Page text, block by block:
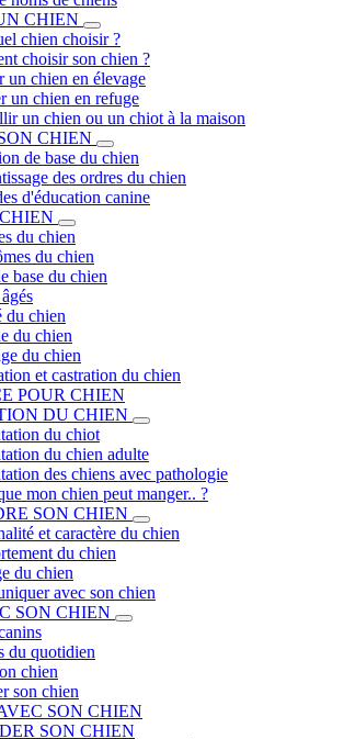
CHIEN
chien choisir ?
choisir son chien ?
un chien en élevage
un chien en refuge
un chien ou un chiot à la maison
CHIEN
de base du chien
des ordres du chien
d'éducation canine
du chien
du chien
base du chien
du chien
du chien
du chien
et castration du chien
POUR CHIEN
DU CHIEN
du chiot
du chien adulte
des chiens avec pathologie
mon chien peut manger.. ?
SON CHIEN
et caractère du chien
du chien
du chien
avec son chien
SON CHIEN
du quotidien
chien
son chien
SON CHIEN
SON CHIEN